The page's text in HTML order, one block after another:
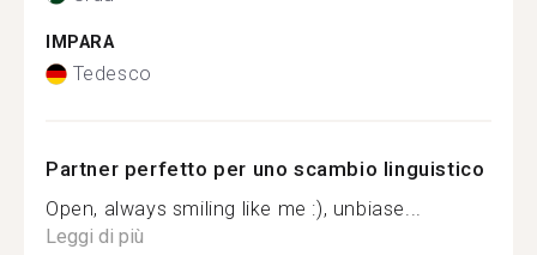
IMPARA
Tedesco
Partner perfetto per uno scambio linguistico
Open, always smiling like me :), unbiase...
Leggi di più